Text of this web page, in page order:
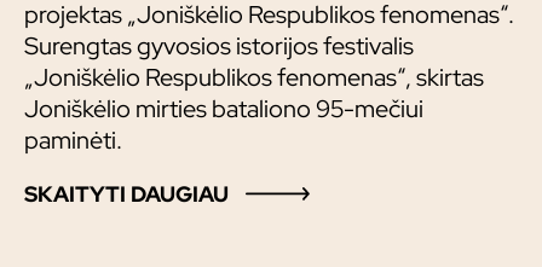
projektas „Joniškėlio Respublikos fenomenas“.
Surengtas gyvosios istorijos festivalis
„Joniškėlio Respublikos fenomenas“, skirtas
Joniškėlio mirties bataliono 95-mečiui
paminėti.
SKAITYTI DAUGIAU